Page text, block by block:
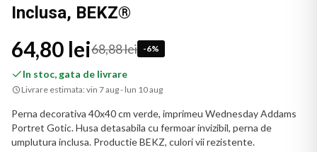
Inclusa, BEKZ®
64,80 lei68,88 lei -6%
In stoc, gata de livrare
Livrare estimata: vin 7 aug - lun 10 aug
Perna decorativa 40x40 cm verde, imprimeu Wednesday Addams
Portret Gotic. Husa detasabila cu fermoar invizibil, perna de
umplutura inclusa. Productie BEKZ, culori vii rezistente.